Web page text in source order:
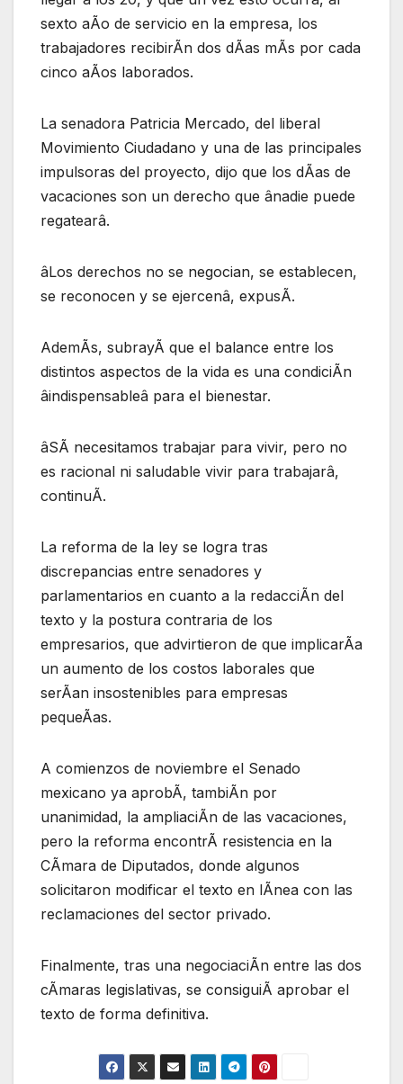
sexto aÃo de servicio en la empresa, los
trabajadores recibirÃn dos dÃas mÃs por cada
cinco aÃos laborados.
La senadora Patricia Mercado, del liberal
Movimiento Ciudadano y una de las principales
impulsoras del proyecto, dijo que los dÃas de
vacaciones son un derecho que ânadie puede
regatearâ.
âLos derechos no se negocian, se establecen,
se reconocen y se ejercenâ, expusÃ.
AdemÃs, subrayÃ que el balance entre los
distintos aspectos de la vida es una condiciÃn
âindispensableâ para el bienestar.
âSÃ necesitamos trabajar para vivir, pero no
es racional ni saludable vivir para trabajarâ,
continuÃ.
La reforma de la ley se logra tras
discrepancias entre senadores y
parlamentarios en cuanto a la redacciÃn del
texto y la postura contraria de los
empresarios, que advirtieron de que implicarÃa
un aumento de los costos laborales que
serÃan insostenibles para empresas
pequeÃas.
A comienzos de noviembre el Senado
mexicano ya aprobÃ, tambiÃn por
unanimidad, la ampliaciÃn de las vacaciones,
pero la reforma encontrÃ resistencia en la
CÃmara de Diputados, donde algunos
solicitaron modificar el texto en lÃnea con las
reclamaciones del sector privado.
Finalmente, tras una negociaciÃn entre las dos
cÃmaras legislativas, se consiguiÃ aprobar el
texto de forma definitiva.